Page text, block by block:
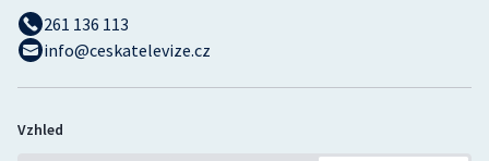
261 136 113
info@ceskatelevize.cz
Vzhled